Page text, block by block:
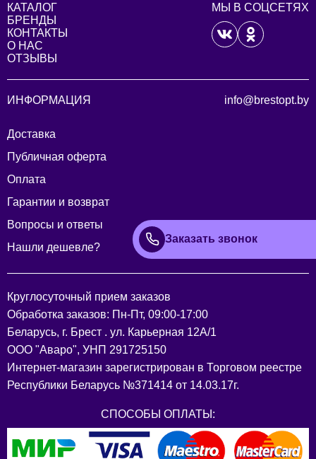
КАТАЛОГ
БРЕНДЫ
КОНТАКТЫ
О НАС
ОТЗЫВЫ
МЫ В СОЦСЕТЯХ
ИНФОРМАЦИЯ
Доставка
Публичная оферта
Оплата
Гарантии и возврат
Вопросы и ответы
Нашли дешевле?
info@brestopt.by
Заказать звонок
Круглосуточный прием заказов
Обработка заказов: Пн-Пт, 09:00-17:00
Беларусь, г. Брест . ул. Карьерная 12А/1
ООО "Аваро", УНП 291725150
Интернет-магазин зарегистрирован в Торговом реестре
Республики Беларусь №371414 от 14.03.17г.
СПОСОБЫ ОПЛАТЫ: